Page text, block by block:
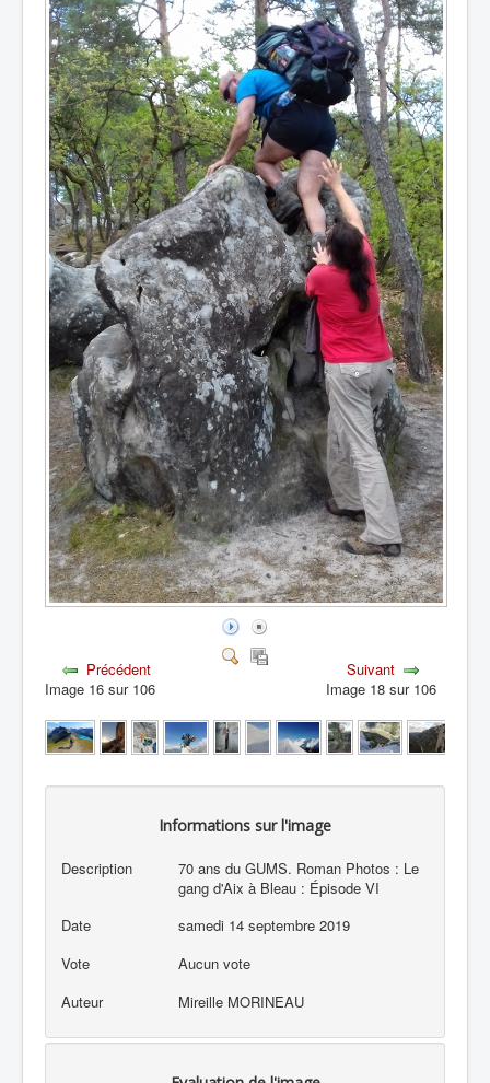
Précédent
Image 16 sur 106
Suivant
Image 18 sur 106
Informations sur l'image
Description
70 ans du GUMS. Roman Photos : Le
gang d'Aix à Bleau : Épisode VI
Date
samedi 14 septembre 2019
Vote
Aucun vote
Auteur
Mireille MORINEAU